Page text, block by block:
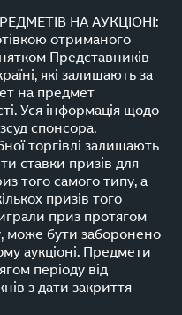
НА АУКЦІОНІ:
отриманого
Представників
які залишають за
на предмет
Уся інформація щодо
спонсора.
торгівлі залишають
ставки призів для
того самого типу, а
призів того
приз протягом
може бути заборонено
аукціоні. Предмети
періоду від
з дати закриття